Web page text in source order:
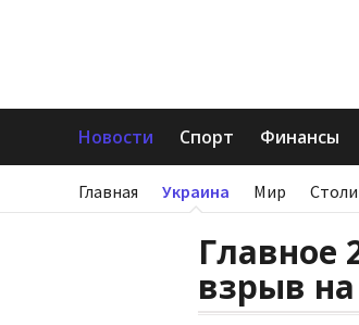
Новости Спорт Финансы
Главная Украина Мир
Главное
взрыв